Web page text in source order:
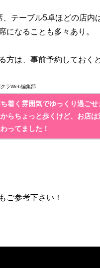
テーブル5卓ほどの店内
になることも多々あり。
方は、事前予約しておく
ラWeb編集部
着く雰囲気でゆっくり過ごせ
らちょっと歩くけど、お店は
ってました！
ご参考下さい！